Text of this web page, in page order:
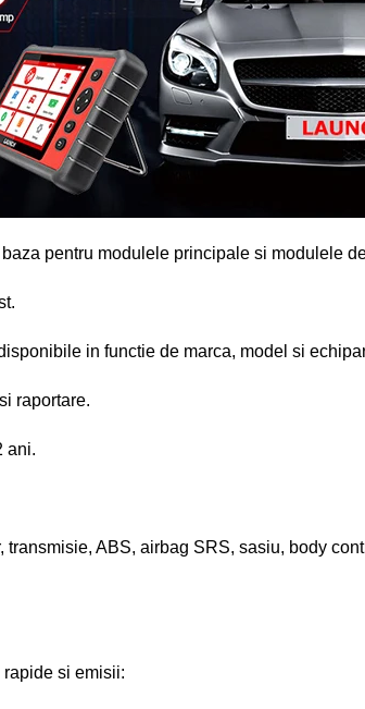
pentru modulele principale si modulele
in functie de marca, model si
raportare.
ani.
transmisie, ABS, airbag SRS, sasiu, body
si emisii: